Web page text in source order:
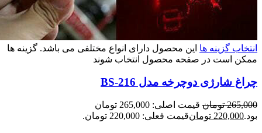
انتخاب گزینه ها این محصول دارای انواع مختلفی می باشد. گزینه ها
ممکن است در صفحه محصول انتخاب شوند
چراغ شارژی دوچرخه مدل BS-216
265,000 تومان
قیمت اصلی: 265,000 تومان
بود.220,000 تومانقیمت فعلی: 220,000 تومان.